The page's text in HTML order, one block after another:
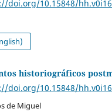
doi.org/10.15848/
historiográficos
doi.org/10.15848/
de Miguel